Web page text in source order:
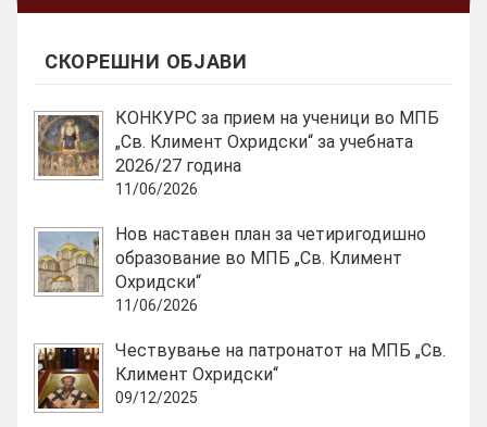
СКОРЕШНИ ОБЈАВИ
КОНКУРС за прием на ученици во МПБ
„Св. Климент Охридски“ за учебната
2026/27 година
11/06/2026
Нов наставен план за четиригодишно
образование во МПБ „Св. Климент
Охридски“
11/06/2026
Чествување на патронатот на МПБ „Св.
Климент Охридски“
09/12/2025